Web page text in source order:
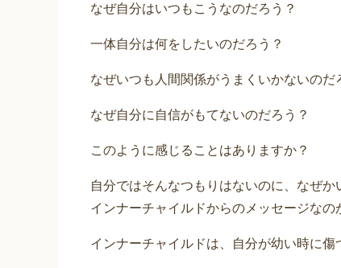
なぜ自分はいつもこうなのだろう？
一体自分は何をしたいのだろう？
なぜいつも人間関係がうまくいかないのだ
なぜ自分に自信がもてないのだろう？
このように感じることはありますか？
自分ではそんなつもりはないのに、なぜ
インナーチャイルドからのメッセージなの
インナーチャイルドは、自分が幼い時に傷